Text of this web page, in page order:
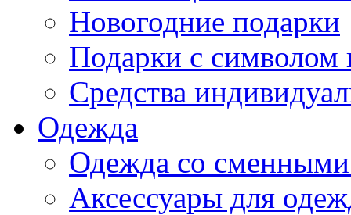
Новогодние подарки
Подарки с символом
Средства
Одежда
Одежда со сменными
Аксессуары для